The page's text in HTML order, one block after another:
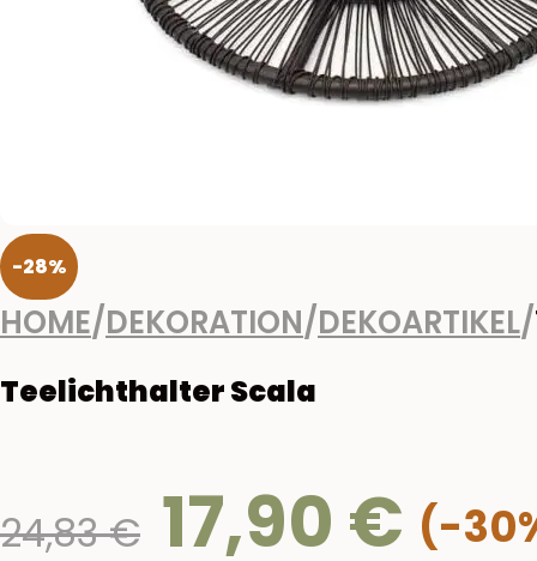
-28%
HOME/DEKORATION/DEKOARTIKEL/
Teelichthalter Scala
24,83€ Ursprünglicher
Preis
17,90 €